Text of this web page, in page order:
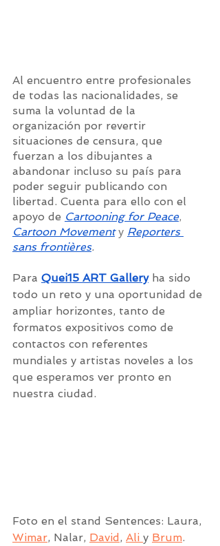
Al encuentro entre profesionales
de todas las nacionalidades, se
suma la voluntad de la
organización por revertir
situaciones de censura, que
fuerzan a los dibujantes a
abandonar incluso su país para
poder seguir publicando con
libertad. Cuenta para ello con el
apoyo de Cartooning for Peace,
Cartoon Movement y Reporters
sans frontières.
Para Quei15 ART Gallery ha sido
todo un reto y una oportunidad de
ampliar horizontes, tanto de
formatos expositivos como de
contactos con referentes
mundiales y artistas noveles a los
que esperamos ver pronto en
nuestra ciudad.
Foto en el stand Sentences: Laura,
Wimar, Nalar, David , Ali y Brum.